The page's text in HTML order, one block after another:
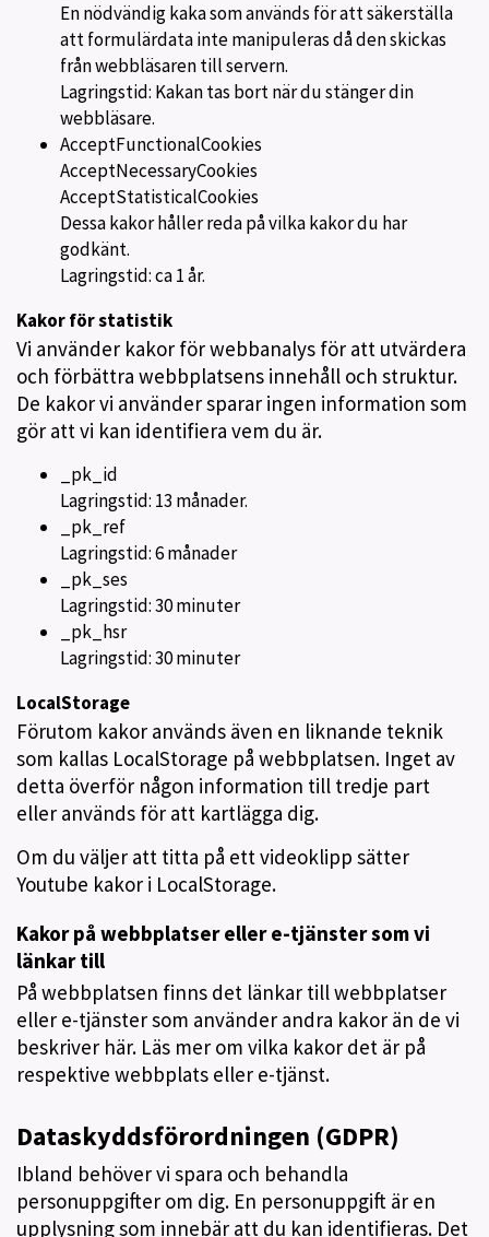
En nödvändig kaka som används för att säkerställa
att formulärdata inte manipuleras då den skickas
från webbläsaren till servern.
Lagringstid: Kakan tas bort när du stänger din
webbläsare.
AcceptFunctionalCookies
AcceptNecessaryCookies
AcceptStatisticalCookies
Dessa kakor håller reda på vilka kakor du har
godkänt.
Lagringstid: ca 1 år.
Kakor för statistik
Vi använder kakor för webbanalys för att utvärdera
och förbättra webbplatsens innehåll och struktur.
De kakor vi använder sparar ingen information som
gör att vi kan identifiera vem du är.
_pk_id
Lagringstid: 13 månader.
_pk_ref
Lagringstid: 6 månader
_pk_ses
Lagringstid: 30 minuter
_pk_hsr
Lagringstid: 30 minuter
LocalStorage
Förutom kakor används även en liknande teknik
som kallas LocalStorage på webbplatsen. Inget av
detta överför någon information till tredje part
eller används för att kartlägga dig.
Om du väljer att titta på ett videoklipp sätter
Youtube kakor i LocalStorage.
Kakor på webbplatser eller e-tjänster som vi
länkar till
På webbplatsen finns det länkar till webbplatser
eller e-tjänster som använder andra kakor än de vi
beskriver här. Läs mer om vilka kakor det är på
respektive webbplats eller e-tjänst.
Dataskyddsförordningen (GDPR)
Ibland behöver vi spara och behandla
personuppgifter om dig. En personuppgift är en
upplysning som innebär att du kan identifieras. Det